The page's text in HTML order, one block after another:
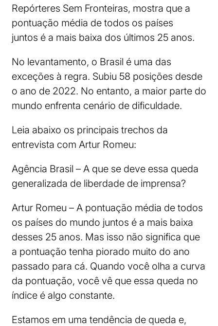
Repórteres Sem Fronteiras, mostra que a
pontuação média de todos os países
juntos é a mais baixa dos últimos 25 anos.
No levantamento, o Brasil é uma das
exceções à regra. Subiu 58 posições desde
o ano de 2022. No entanto, a maior parte do
mundo enfrenta cenário de dificuldade.
Leia abaixo os principais trechos da
entrevista com Artur Romeu:
Agência Brasil – A que se deve essa queda
generalizada de liberdade de imprensa?
Artur Romeu – A pontuação média de todos
os países do mundo juntos é a mais baixa
desses 25 anos. Mas isso não significa que
a pontuação tenha piorado muito do ano
passado para cá. Quando você olha a curva
da pontuação, você vê que essa queda no
índice é algo constante.
Estamos em uma tendência de queda e,